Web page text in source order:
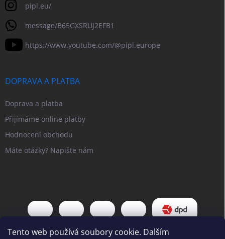
Tento web používá soubory cookie. Dalším
pipl.eu/
message/B65GXSRUJ2EFB1
https://www.youtube.com/@pipl.europe
DOPRAVA A PLATBA
Doprava a platba
Přijímáme online platby
Hodnocení obchodu
Máte otázky? Napište nám